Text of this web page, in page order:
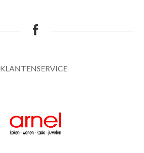
KLANTENSERVICE